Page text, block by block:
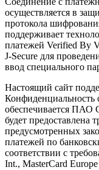
осуществляется в
протокола
поддерживает
платежей Verified By
J-Secure для
ввод специального
Настоящий сайт
обеспечивается
будет предоставлена
предусмотренных
платежей по
соответствии с
Int., MasterCard